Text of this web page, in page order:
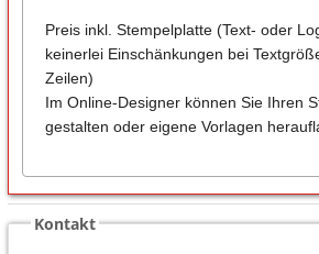
Preis inkl. Stempelplatte (Text- oder
keinerlei Einschänkungen bei
Zeilen)
Im Online-Designer können Sie Ihren
gestalten oder eigene Vorlagen
Kontakt